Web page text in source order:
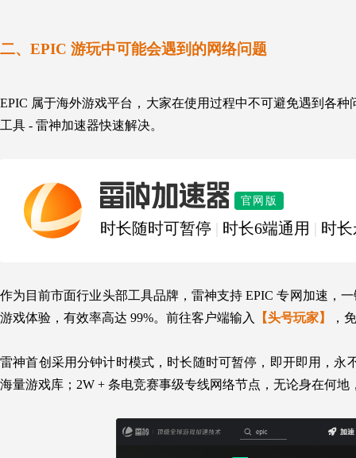
二、EPIC 游玩中可能会遇到的网络问题
EPIC 属于海外游戏平台，大家在使用过程中不可避免遇到各
工具 - 雷神加速器快速解决。
雷神加速器 官网版
时长随时可暂停 时长6端通用 时
作为目前市面行业头部工具品牌，雷神支持 EPIC 专网加速，
游戏体验，有效率高达 99%。前往客户端输入
【头号玩家】 ，
雷神首创采用分钟计时模式，时长随时可暂停，即开即用，永
海量游戏库；2W + 条电竞赛事级专线网络节点，无论身在何